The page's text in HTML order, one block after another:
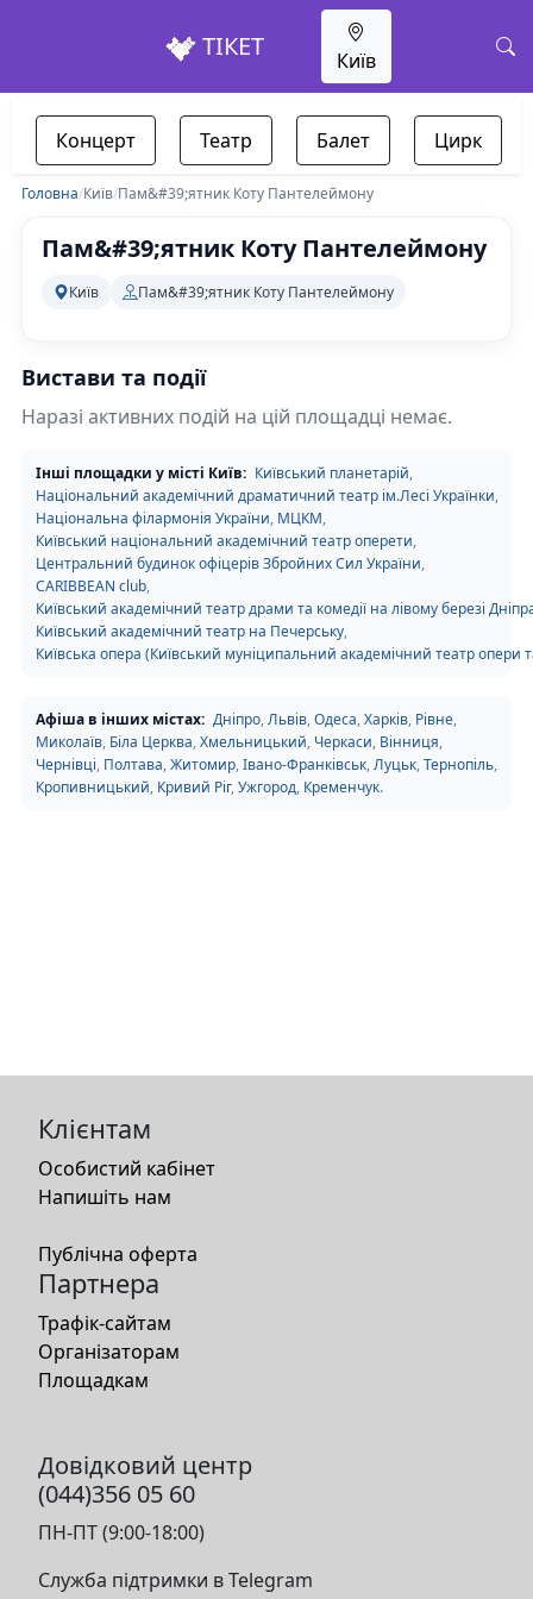
ТІКЕТ Київ
Концерт Театр Балет Цирк
Головна/Київ/Пам&#39;ятник Коту Пантелеймону
Пам&#39;ятник Коту Пантелеймону
Київ Пам&#39;ятник Коту Пантелеймону
Вистави та події
Наразі активних подій на цій площадці немає.
Інші площадки у місті Київ: Київський планетарій,
Національний академічний драматичний театр ім.Лесі Українки,
Національна філармонія України, МЦКМ,
Київський національний академічний театр оперети,
Центральний будинок офіцерів Збройних Сил України,
CARIBBEAN club,
Київський академічний театр драми та комедії на лівому березі
Київський академічний театр на Печерську,
Київська опера (Київський муніципальний академічний театр опери
Афіша в інших містах: Дніпро,Львів,Одеса,Харків, Рівне,
Миколаїв, Біла Церква,Хмельницький, Черкаси, Вінниця,
Чернівці, Полтава,Житомир,Івано-Франківськ,Луцьк,Тернопіль,
Кропивницький, Кривий Ріг,Ужгород, Кременчук.
Клієнтам
Особистий кабінет
Напишіть нам
Публічна оферта
Партнера
Трафік-сайтам
Організаторам
Площадкам
Довідковий центр
(044)356 05 60
ПН-ПТ (9:00-18:00)
Служба підтримки в Telegram